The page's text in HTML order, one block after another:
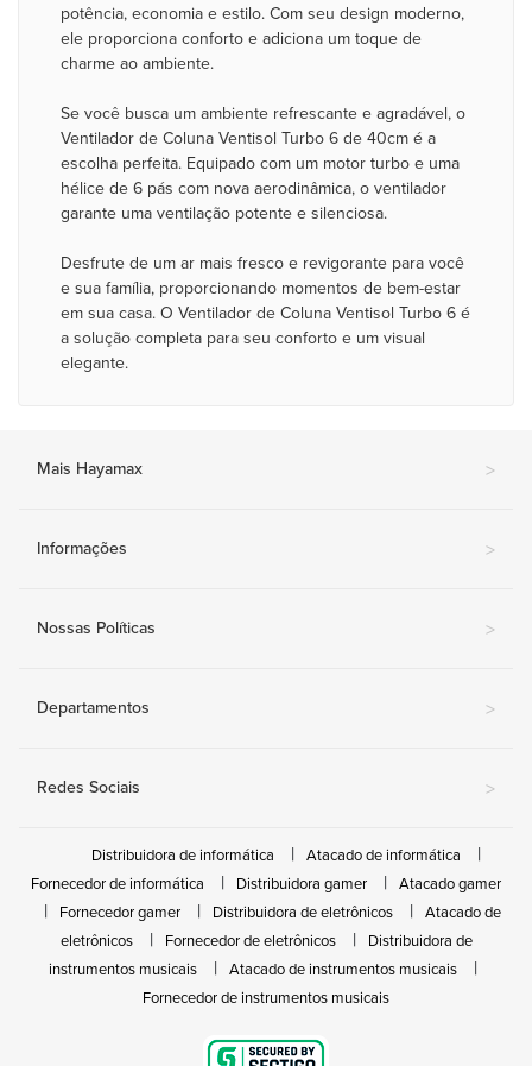
potência, economia e estilo. Com seu design moderno,
ele proporciona conforto e adiciona um toque de
charme ao ambiente.
Se você busca um ambiente refrescante e agradável, o
Ventilador de Coluna Ventisol Turbo 6 de 40cm é a
escolha perfeita. Equipado com um motor turbo e uma
hélice de 6 pás com nova aerodinâmica, o ventilador
garante uma ventilação potente e silenciosa.
Desfrute de um ar mais fresco e revigorante para você
e sua família, proporcionando momentos de bem-estar
em sua casa. O Ventilador de Coluna Ventisol Turbo 6 é
a solução completa para seu conforto e um visual
elegante.
Mais Hayamax >
Informações >
Nossas Políticas >
Departamentos >
Redes Sociais >
Distribuidora de informática
Atacado de informática
Fornecedor de informática
Distribuidora gamer
Atacado gamer
Fornecedor gamer
Distribuidora de eletrônicos
Atacado de
eletrônicos
Fornecedor de eletrônicos
Distribuidora de
instrumentos musicais
Atacado de instrumentos musicais
Fornecedor de instrumentos musicais